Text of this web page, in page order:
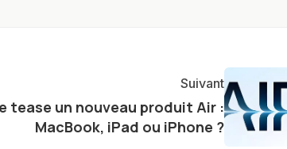
l'exploration constante des frontières
lecteurs un aperçu captivant de ce que
Suivant
tease un nouveau produit Air :
MacBook, iPad ou iPhone ?